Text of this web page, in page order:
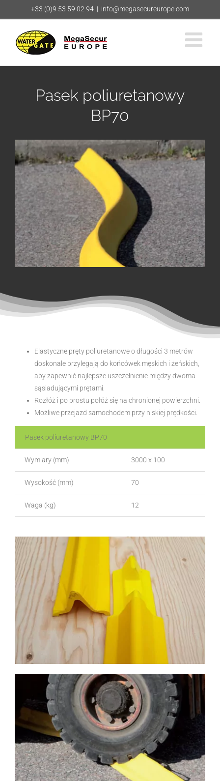
do
zawartości
+33 (0)9 53 59 02 94 | info@megasecureurope.com
Pasek poliuretanowy
BP70
Elastyczne pręty poliuretanowe o długości 3 metrów
doskonale przylegają do końcówek męskich i żeńskich,
aby zapewnić najlepsze uszczelnienie między dwoma
sąsiadującymi prętami.
Rozłóż i po prostu połóż się na chronionej powierzchni.
Możliwe przejazd samochodem przy niskiej prędkości.
Pasek poliuretanowy BP70
Wymiary (mm) 3000 x 100
Wysokość (mm) 70
Waga (kg) 12